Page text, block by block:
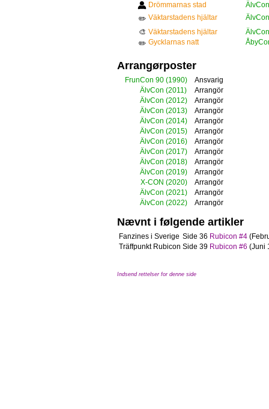
Drömmarnas stad
✏️ Väktarstadens hjältar
🎨 Väktarstadens hjältar
✏️ Gycklarnas natt
Arrangørposter
FrunCon 90 (1990)
Ansvarig
ÄlvCon (2011)
Arrangör
ÄlvCon (2012)
Arrangör
ÄlvCon (2013)
Arrangör
ÄlvCon (2014)
Arrangör
ÄlvCon (2015)
Arrangör
ÄlvCon (2016)
Arrangör
ÄlvCon (2017)
Arrangör
ÄlvCon (2018)
Arrangör
ÄlvCon (2019)
Arrangör
X-CON (2020)
Arrangör
ÄlvCon (2021)
Arrangör
ÄlvCon (2022) Arrangör
Nævnt i følgende artikler
Fanzines i Sverige Side 36 Rubicon #4
Träffpunkt Rubicon Side 39 Rubicon #6 (Juni
Indsend rettelser for denne side